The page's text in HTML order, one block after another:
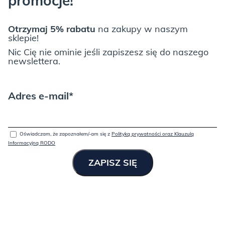
-apretura ochronna dla zabezpieczenia przed wnikaniem brudu,
czworonogów,
-odporność na ścieranie jest bardzo wysoka- 80 000 cykli
martindale’a,
-skład poliester 100%,
Otrzymaj 5% rabatu na zakupy w naszym
sklepie!
Nic Cię nie ominie jeśli zapiszesz się do naszego
newslettera.
Adres e-mail*
Oświadczam, że zapoznałem/-am się z Polityką prywatności oraz Klauzulą
Informacyjną RODO